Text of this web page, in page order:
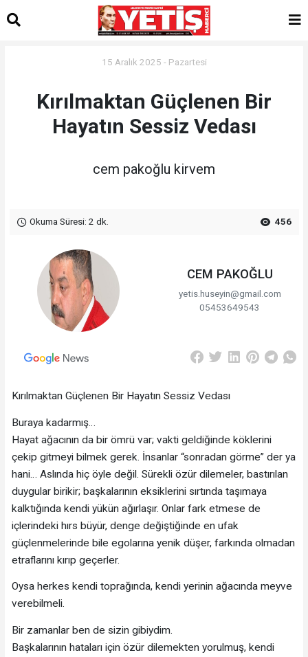
15 Aralık 2025 - Pazartesi
Kırılmaktan Güçlenen Bir
Hayatın Sessiz Vedası
cem pakoğlu kirvem
Okuma Süresi: 2 dk. 456
CEM PAKOĞLU
yetis.huseyin@gmail.com
05453649543
Kırılmaktan Güçlenen Bir Hayatın Sessiz Vedası
Buraya kadarmış…
Hayat ağacının da bir ömrü var; vakti geldiğinde köklerini
çekip gitmeyi bilmek gerek. İnsanlar “sonradan görme” der ya
hani… Aslında hiç öyle değil. Sürekli özür dilemeler, bastırılan
duygular birikir; başkalarının eksiklerini sırtında taşımaya
kalktığında kendi yükün ağırlaşır. Onlar fark etmese de
içlerindeki hırs büyür, denge değiştiğinde en ufak
güçlenmelerinde bile egolarına yenik düşer, farkında olmadan
etraflarını kırıp geçerler.
Oysa herkes kendi toprağında, kendi yerinin ağacında meyve
verebilmeli.
Bir zamanlar ben de sizin gibiydim.
Başkalarının hataları için özür dilemekten yorulmuş, kendi